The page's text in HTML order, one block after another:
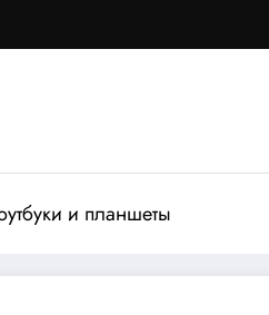
и планшеты